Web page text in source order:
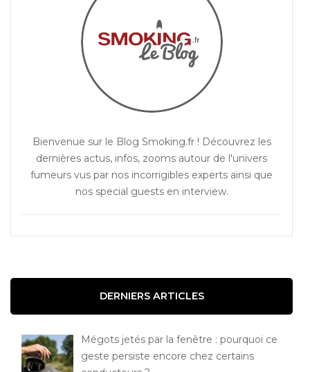
Bienvenue sur le Blog Smoking.fr ! Découvrez les
dernières actus, infos, zooms autour de l'univers
fumeurs vus par nos incorrigibles experts ainsi que
nos special guests en interview.
DERNIERS ARTICLES
Mégots jetés par la fenêtre : pourquoi ce
geste persiste encore chez certains